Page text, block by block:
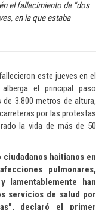
el fallecimiento de "dos
en la que estaba
este jueves en el
el principal paso
3.800 metros de altura,
por las protestas
la vida de más de 50
haitianos en
pulmonares,
lamentablemente han
servicios de salud por
declaró el primer